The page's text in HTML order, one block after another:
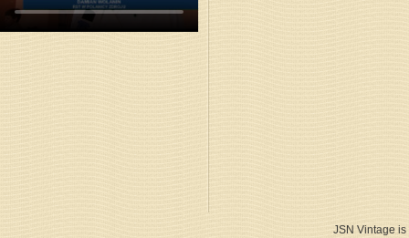
JSN Vintage